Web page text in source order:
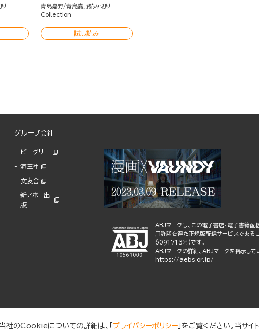
青島嘉野 青島嘉野読み切り
Collection
試し読み
グループ会社
ビーグリー
海王社
文友舎
新アポロ出
版
ABJマークは、この電子書店・電子書籍配
用許諾を得た正規版配信サービスである
6091713号)です。
ABJマークの詳細、ABJマークを掲示して
https://aebs.or.jp/
社のCookieについての詳細は、「 プライバシーポリシー 」をご覧ください。当サイ